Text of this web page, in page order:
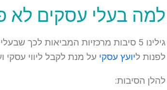
למה בעלי עסקים לא
גילינו 5 סיבות מרכזיות המביאות
לפנות ליועץ עסקי על מנת לקבל ליווי עסקי
להלן הסיבות: